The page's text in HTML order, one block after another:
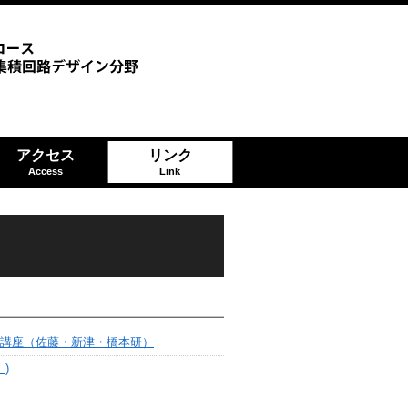
アクセス
Access
リンク
Link
座（佐藤・新津・橋本研）
)